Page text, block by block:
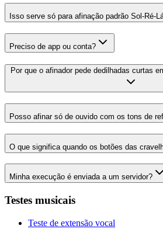
Isso serve só para afinação padrão Sol-Ré-
Preciso de app ou conta?
Por que o afinador pede dedilhadas curtas
Posso afinar só de ouvido com os tons de
O que significa quando os botões das
Minha execução é enviada a um servidor?
Testes musicais
Teste de extensão vocal